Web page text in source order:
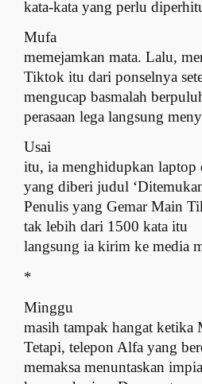
kata-kata yang perlu
Mufa
memejamkan mata. Lalu,
Tiktok itu dari ponselnya
mengucap basmalah
perasaan lega langsung
Usai
itu, ia menghidupkan laptop
yang diberi judul
Penulis yang Gemar Main
tak lebih dari 1500 kata itu
langsung ia kirim ke media
*
Minggu
masih tampak hangat ketika
Tetapi, telepon Alfa yang
memaksa menuntaskan